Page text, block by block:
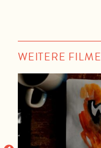
WEITERE FILME